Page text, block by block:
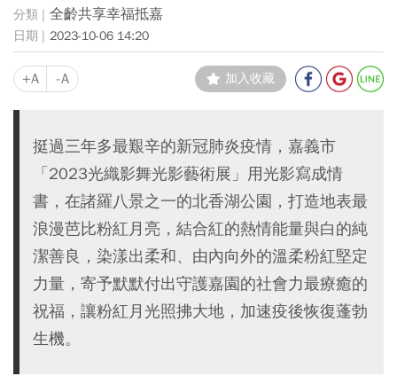
全齡共享幸福抵嘉
2023-10-06 14:20
+A -A 加入收藏
挺過三年多最艱辛的新冠肺炎疫情，嘉義市
「2023光織影舞光影藝術展」用光影寫成情
書，在諸羅八景之一的北香湖公園，打造地表最
浪漫芭比粉紅月亮，結合紅的熱情能量與白的純
潔善良，染漾出柔和、由內向外的溫柔粉紅堅定
力量，寄予默默付出守護嘉園的社會力最療癒的
祝福，讓粉紅月光照拂大地，加速疫後恢復蓬勃
生機。